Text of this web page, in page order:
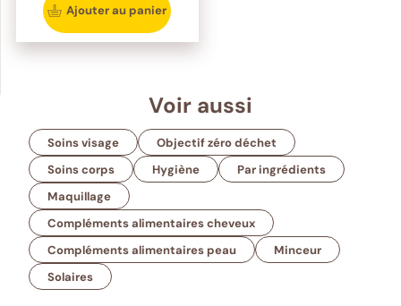
Ajouter au panier
Voir aussi
Soins visage
Objectif zéro déchet
Soins corps
Hygiène
Par ingrédients
Maquillage
Compléments alimentaires cheveux
Compléments alimentaires peau
Minceur
Solaires